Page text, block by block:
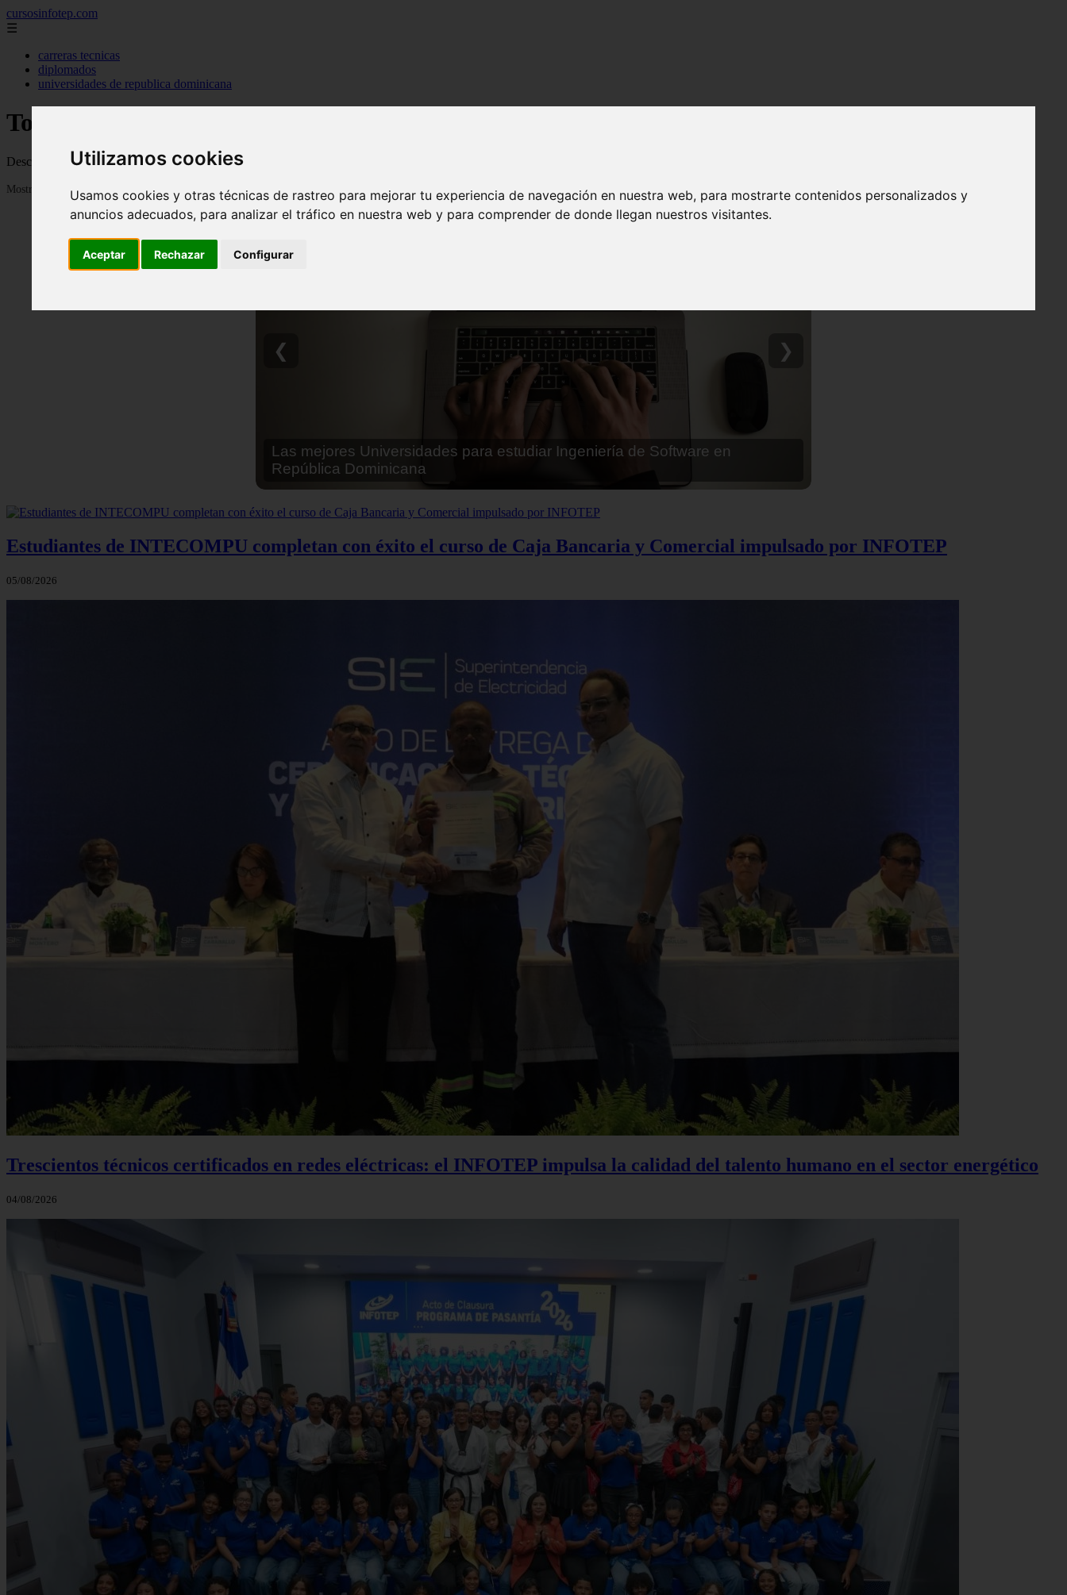
Utilizamos cookies
Usamos cookies y otras técnicas de rastreo para mejorar tu experiencia de navegación en nuestra web, para mostrarte contenidos personalizados y
anuncios adecuados, para analizar el tráfico en nuestra web y para comprender de donde llegan nuestros visitantes.
Aceptar Rechazar Configurar
cursosinfotep.com
☰
carreras tecnicas
diplomados
universidades de republica dominicana
Todo sobre cursos infotep
Descubre el listado de los ultimos cursos onlie y presenciales gratis del infotep en la Republica Dominicana
Mostrando 1 - 24 de 149 artículos
Las Mejores Universidades para Estudiar Azafata en República Dominicana
❮ ❯
Estudiantes de INTECOMPU completan con éxito el curso de Caja Bancaria y Comercial impulsado por INFOTEP
05/08/2026
Trescientos técnicos certificados en redes eléctricas: el INFOTEP impulsa la calidad del talento humano en el sector energético
04/08/2026